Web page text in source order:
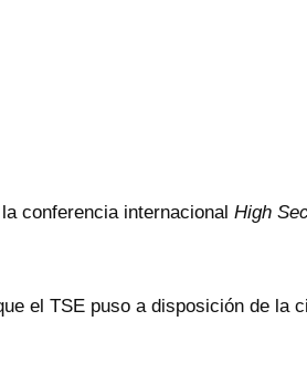
conferencia internacional High
el TSE puso a disposición de la